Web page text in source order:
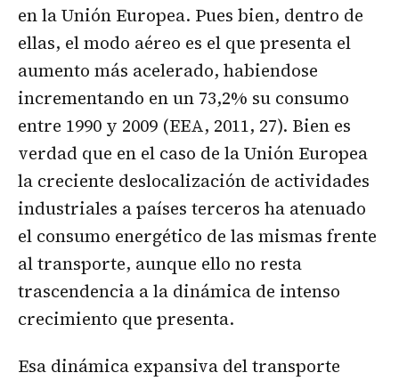
en la Unión Europea. Pues bien, dentro de
ellas, el modo aéreo es el que presenta el
aumento más acelerado, habiendose
incrementando en un 73,2% su consumo
entre 1990 y 2009 (EEA, 2011, 27). Bien es
verdad que en el caso de la Unión Europea
la creciente deslocalización de actividades
industriales a países terceros ha atenuado
el consumo energético de las mismas frente
al transporte, aunque ello no resta
trascendencia a la dinámica de intenso
crecimiento que presenta.
Esa dinámica expansiva del transporte